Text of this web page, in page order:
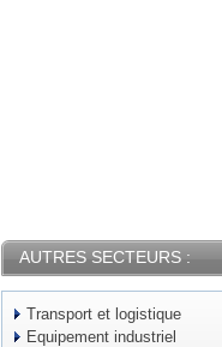
AUTRES SECTEURS :
Transport et logistique
Equipement industriel